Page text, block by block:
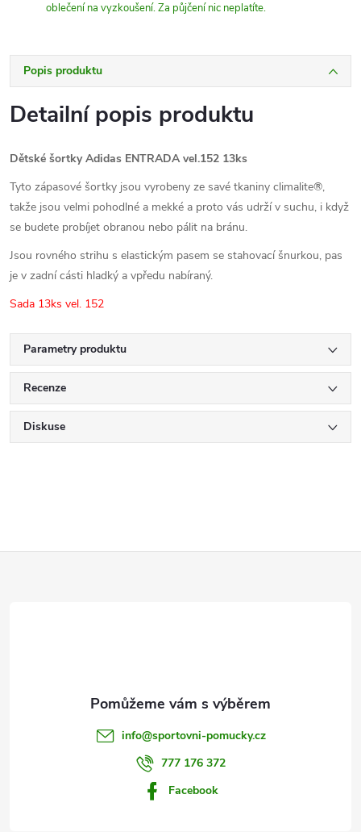
oblečení na vyzkoušení. Za půjčení nic neplatíte.
Popis produktu
Detailní popis produktu
Dětské šortky Adidas ENTRADA vel.152 13ks
Tyto zápasové šortky jsou vyrobeny ze savé tkaniny climalite®,
takže jsou velmi pohodlné a mekké a proto vás udrží v suchu, i když
se budete probíjet obranou nebo pálit na bránu.
Jsou rovného strihu s elastickým pasem se stahovací šnurkou, pas
je v zadní cásti hladký a vpředu nabíraný.
Sada 13ks vel. 152
Parametry produktu
Recenze
Diskuse
info@sportovni-pomucky.cz
777 176 372
Facebook